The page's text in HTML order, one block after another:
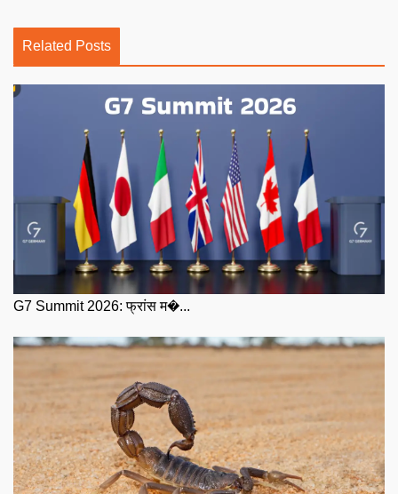
Related Posts
G7 Summit 2026: फ्रांस म�...